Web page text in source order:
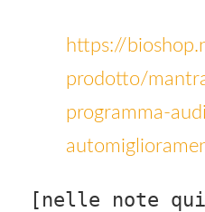
https://
prodotto/
programma-
[nelle note